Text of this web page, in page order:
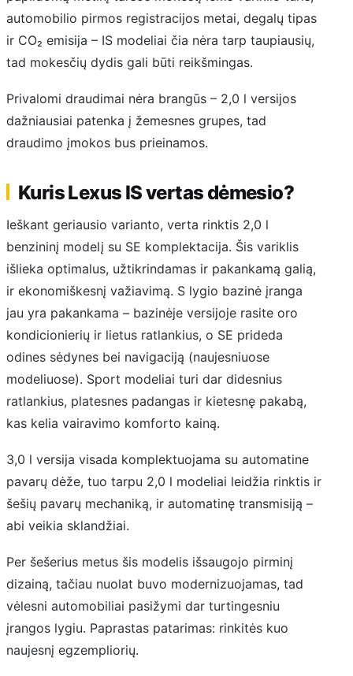
automobilio pirmos registracijos metai, degalų tipas
ir CO₂ emisija – IS modeliai čia nėra tarp taupiausių,
tad mokesčių dydis gali būti reikšmingas.
Privalomi draudimai nėra brangūs – 2,0 l versijos
dažniausiai patenka į žemesnes grupes, tad
draudimo įmokos bus prieinamos.
Kuris Lexus IS vertas dėmesio?
Ieškant geriausio varianto, verta rinktis 2,0 l
benzininį modelį su SE komplektacija. Šis variklis
išlieka optimalus, užtikrindamas ir pakankamą galią,
ir ekonomiškesnį važiavimą. S lygio bazinė įranga
jau yra pakankama – bazinėje versijoje rasite oro
kondicionierių ir lietus ratlankius, o SE prideda
odines sėdynes bei navigaciją (naujesniuose
modeliuose). Sport modeliai turi dar didesnius
ratlankius, platesnes padangas ir kietesnę pakabą,
kas kelia vairavimo komforto kainą.
3,0 l versija visada komplektuojama su automatine
pavarų dėže, tuo tarpu 2,0 l modeliai leidžia rinktis ir
šešių pavarų mechaniką, ir automatinę transmisiją –
abi veikia sklandžiai.
Per šešerius metus šis modelis išsaugojo pirminį
dizainą, tačiau nuolat buvo modernizuojamas, tad
vėlesni automobiliai pasižymi dar turtingesniu
įrangos lygiu. Paprastas patarimas: rinkitės kuo
naujesnį egzempliorių.